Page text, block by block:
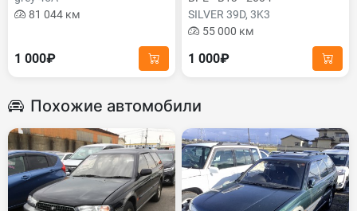
81 044 км
1 000₽
SILVER 39D, 3K3
55 000 км
1 000₽
Похожие автомобили